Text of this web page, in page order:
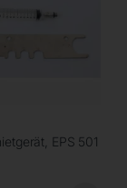
EPS 501